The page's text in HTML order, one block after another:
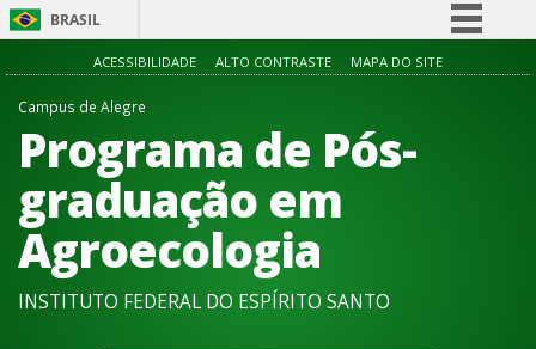
BRASIL
Simplifique!
Participe
Acesso à informação
ACESSIBILIDADE ALTO CONTRASTE MAPA DO SITE
Campus de Alegre
Programa de Pós-
graduação em
Agroecologia
INSTITUTO FEDERAL DO ESPÍRITO SANTO